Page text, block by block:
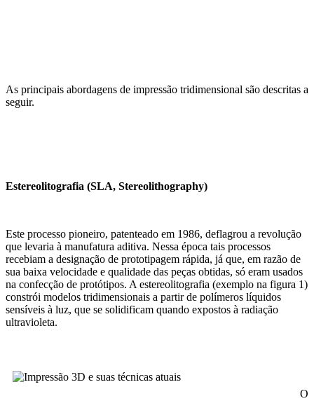
As principais abordagens de impressão tridimensional são descritas a
seguir.
Estereolitografia (SLA, Stereolithography)
Este processo pioneiro, patenteado em 1986, deflagrou a revolução
que levaria à manufatura aditiva. Nessa época tais processos
recebiam a designação de prototipagem rápida, já que, em razão de
sua baixa velocidade e qualidade das peças obtidas, só eram usados
na confecção de protótipos. A estereolitografia (exemplo na figura 1)
constrói modelos tridimensionais a partir de polímeros líquidos
sensíveis à luz, que se solidificam quando expostos à radiação
ultravioleta.
O